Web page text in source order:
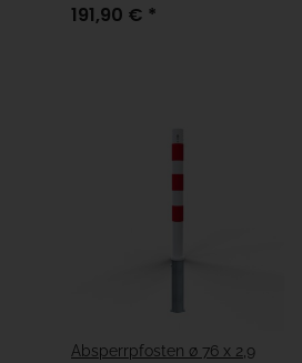
191,90 € *
Absperrpfosten ø 76 x 2,9